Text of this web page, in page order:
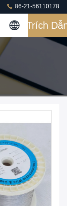
86-21-56110178
Trích